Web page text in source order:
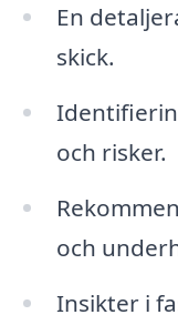
En
skick.
och risker.
och
Insikter i